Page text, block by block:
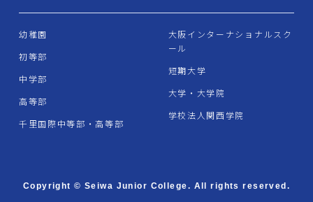
幼稚園
初等部
中学部
高等部
千里国際中等部・高等部
大阪インターナショナルスク
ール
短期大学
大学・大学院
学校法人関西学院
Copyright © Seiwa Junior College. All rights reserved.